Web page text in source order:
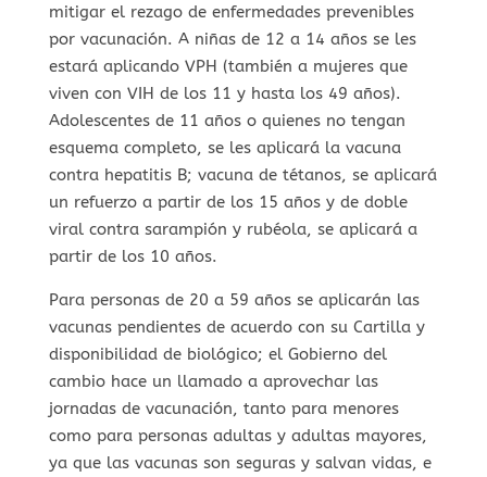
mitigar el rezago de enfermedades prevenibles
por vacunación. A niñas de 12 a 14 años se les
estará aplicando VPH (también a mujeres que
viven con VIH de los 11 y hasta los 49 años).
Adolescentes de 11 años o quienes no tengan
esquema completo, se les aplicará la vacuna
contra hepatitis B; vacuna de tétanos, se aplicará
un refuerzo a partir de los 15 años y de doble
viral contra sarampión y rubéola, se aplicará a
partir de los 10 años.
Para personas de 20 a 59 años se aplicarán las
vacunas pendientes de acuerdo con su Cartilla y
disponibilidad de biológico; el Gobierno del
cambio hace un llamado a aprovechar las
jornadas de vacunación, tanto para menores
como para personas adultas y adultas mayores,
ya que las vacunas son seguras y salvan vidas, e